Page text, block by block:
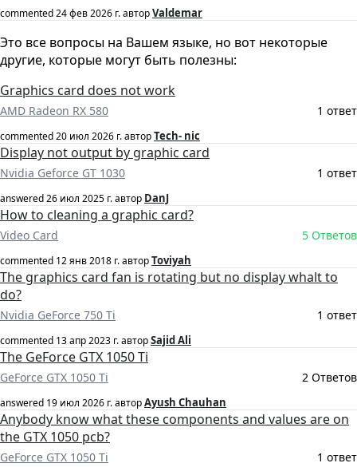
commented24 фев 2026 г.авторValdemar
Это все вопросы на Вашем языке, но вот некоторые
другие, которые могут быть полезны:
Graphics card does not work
AMD Radeon RX 580 1 ответ
commented20 июл 2026 г.авторTech- nic
Display not output by graphic card
Nvidia Geforce GT 1030 1 ответ
answered26 июл 2025 г.автор DanJ
How to cleaning a graphic card?
Video Card 5 Ответов
commented 12 янв 2018 г.авторToviyah
The graphics card fan is rotating but no display whalt to
do?
Nvidia GeForce 750 Ti 1 ответ
commented 13 апр 2023 г.авторSajid Ali
The GeForce GTX 1050 Ti
GeForce GTX 1050 Ti 2 Ответов
answered 19 июл 2026 г.авторAyush Chauhan
Anybody know what these components and values are on
the GTX 1050 pcb?
GeForce GTX 1050 Ti 1 ответ